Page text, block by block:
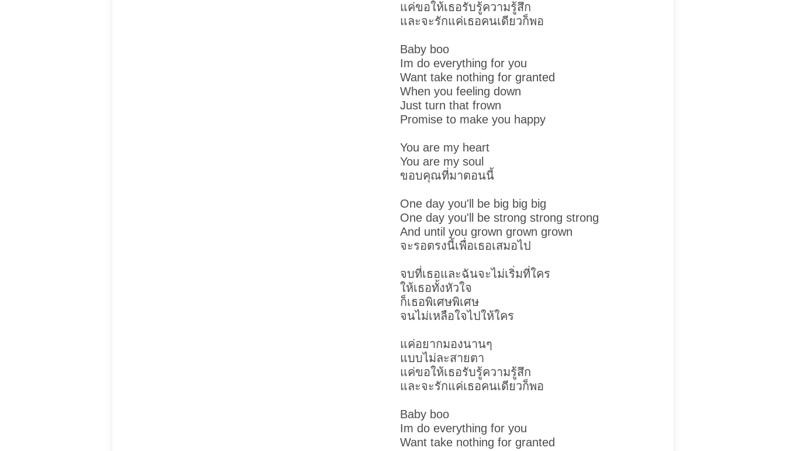
แค่ขอให้เธอรับรู้ความรู้สึก
และจะรักแค่เธอคนเดียวก็พอ
Baby boo
Im do everything for you
Want take nothing for granted
When you feeling down
Just turn that frown
Promise to make you happy
You are my heart
You are my soul
ขอบคุณที่มาตอนนี้
One day you'll be big big big
One day you'll be strong strong strong
And until you grown grown grown
จะรอตรงนี้เพื่อเธอเสมอไป
จบที่เธอและฉันจะไม่เริ่มที่ใคร
ให้เธอทั้งหัวใจ
ก็เธอพิเศษพิเศษ
จนไม่เหลือใจไปให้ใคร
แค่อยากมองนานๆ
แบบไม่ละสายตา
แค่ขอให้เธอรับรู้ความรู้สึก
และจะรักแค่เธอคนเดียวก็พอ
Baby boo
Im do everything for you
Want take nothing for granted